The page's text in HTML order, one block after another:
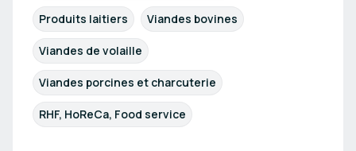
Produits laitiers Viandes bovines
Viandes de volaille
Viandes porcines et charcuterie
RHF, HoReCa, Food service